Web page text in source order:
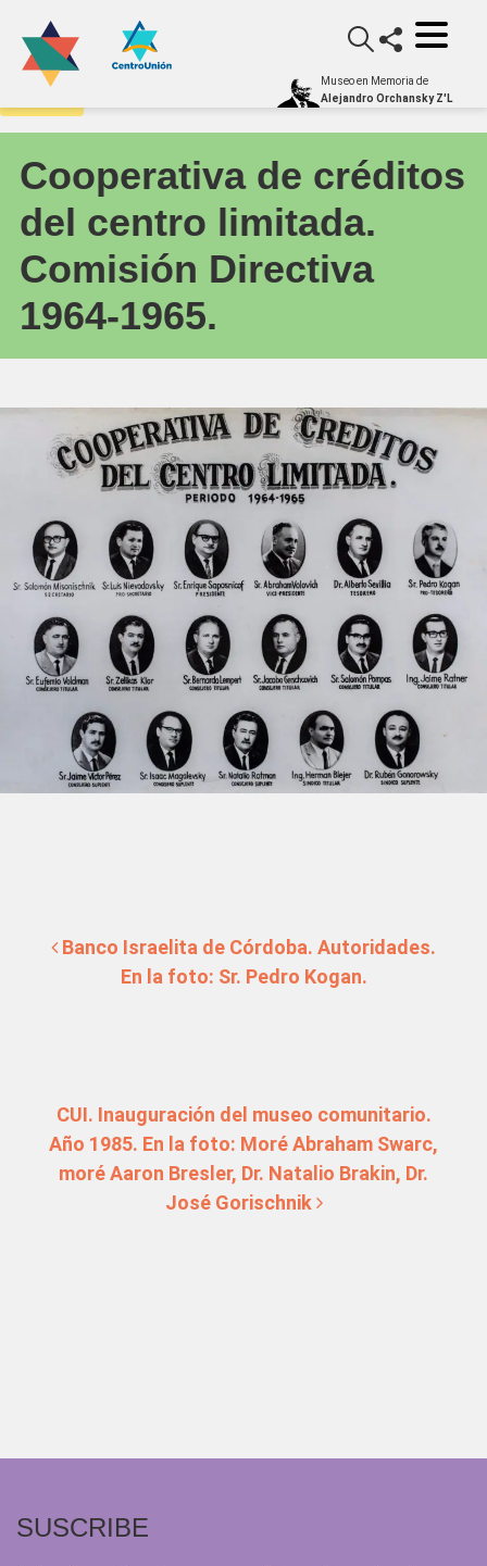
Museo en Memoria de
Alejandro Orchansky Z'L
Archivo
Cooperativa de créditos
del centro limitada.
Comisión Directiva
1964-1965.
Banco Israelita de Córdoba. Autoridades.
En la foto: Sr. Pedro Kogan.
CUI. Inauguración del museo comunitario.
Año 1985. En la foto: Moré Abraham Swarc,
moré Aaron Bresler, Dr. Natalio Brakin, Dr.
José Gorischnik
SUSCRIBE